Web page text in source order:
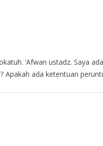
‘Afwan ustadz. Saya
Apakah ada ketentuan